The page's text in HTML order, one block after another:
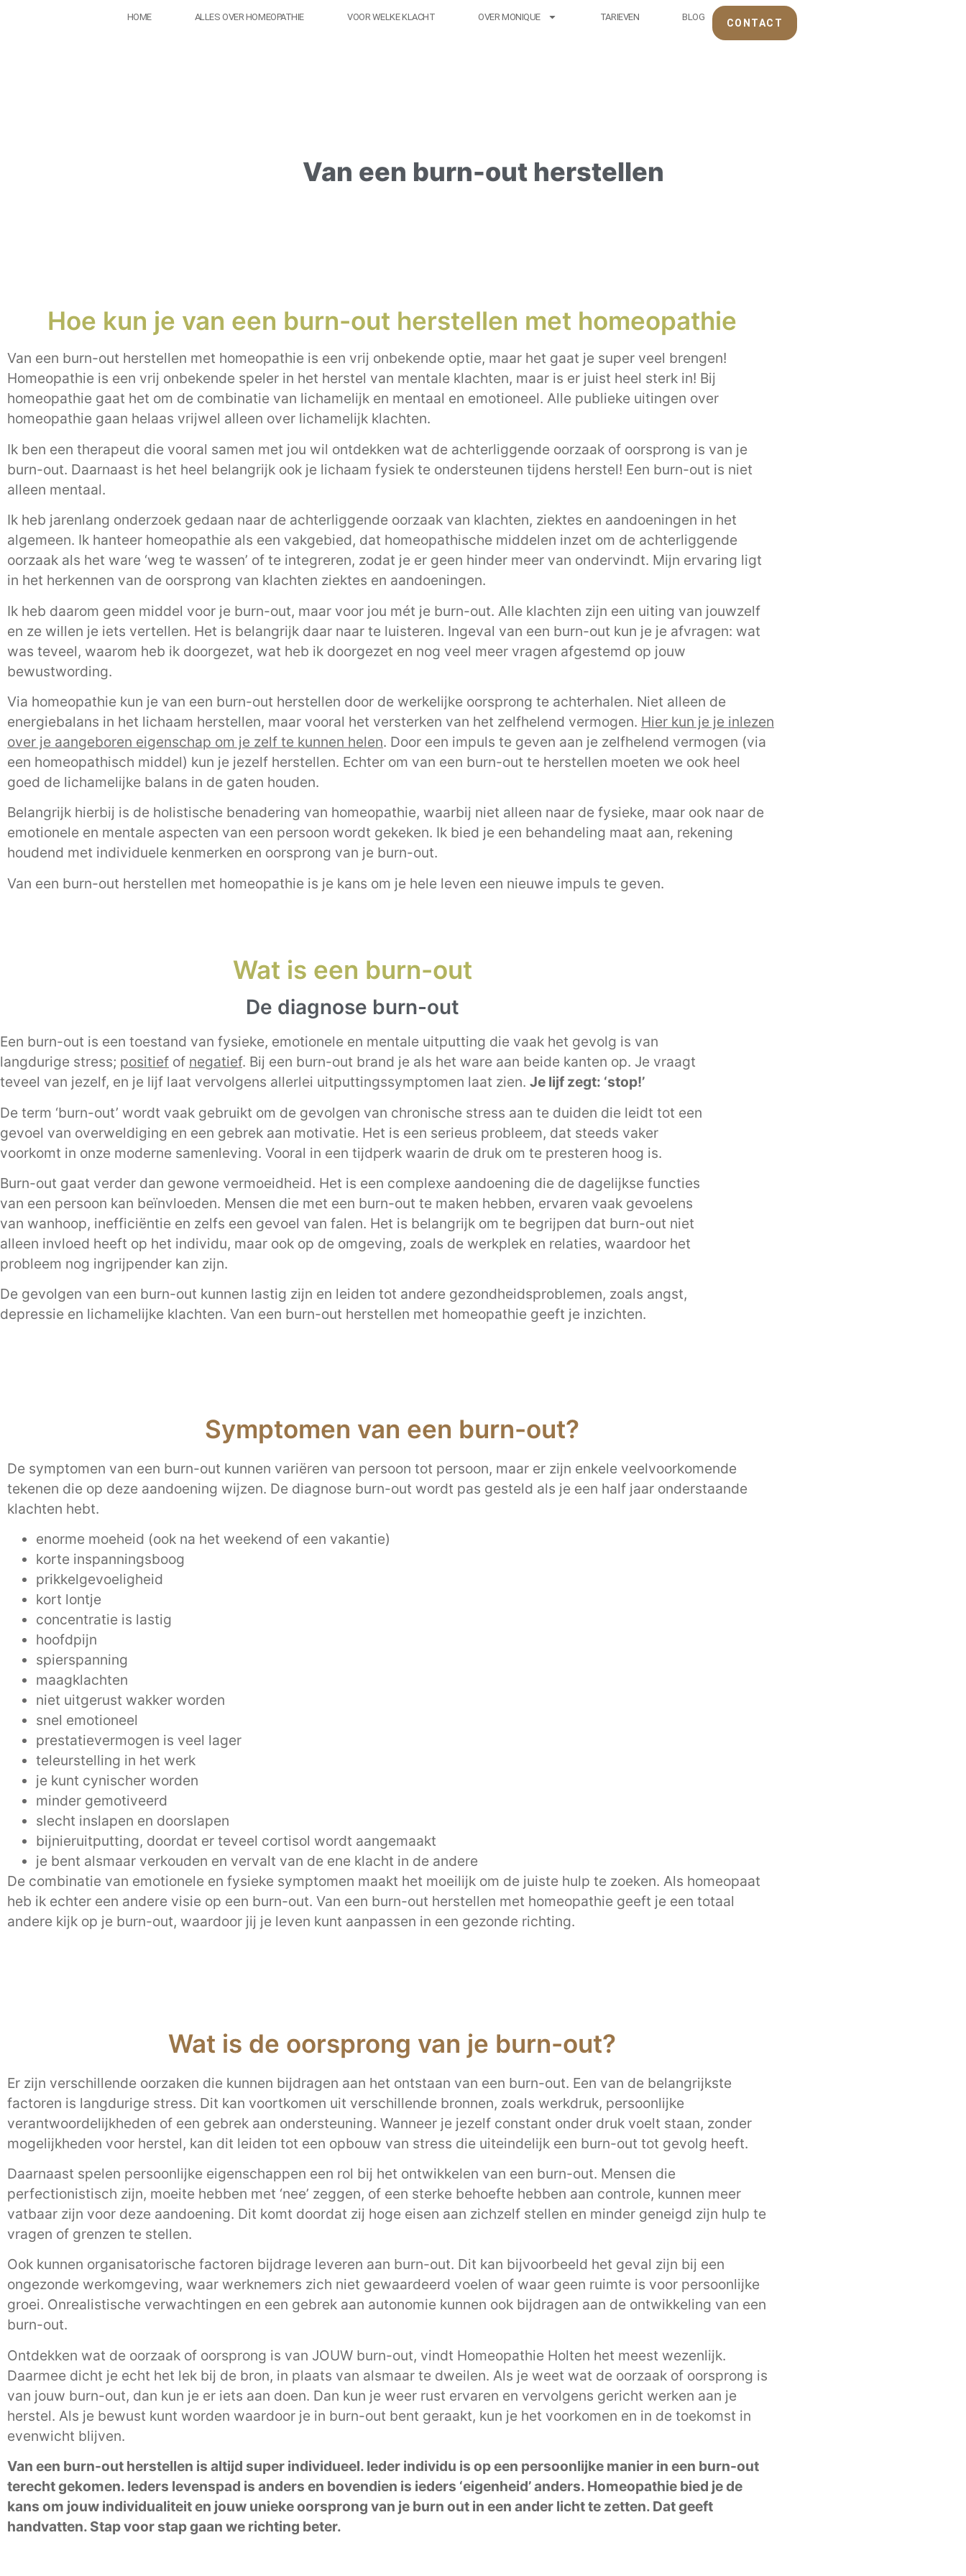
HOME ALLES OVER HOMEOPATHIE VOOR WELKE KLACHT OVER MONIQUE TARIEVEN BLOG
CONTACT
Van een burn-out herstellen
Hoe kun je van een burn-out herstellen met homeopathie
Van een burn-out herstellen met homeopathie is een vrij onbekende optie, maar het gaat je super veel brengen!
Homeopathie is een vrij onbekende speler in het herstel van mentale klachten, maar is er juist heel sterk in! Bij
homeopathie gaat het om de combinatie van lichamelijk en mentaal en emotioneel. Alle publieke uitingen over
homeopathie gaan helaas vrijwel alleen over lichamelijk klachten.
Ik ben een therapeut die vooral samen met jou wil ontdekken wat de achterliggende oorzaak of oorsprong is van je
burn-out. Daarnaast is het heel belangrijk ook je lichaam fysiek te ondersteunen tijdens herstel! Een burn-out is niet
alleen mentaal.
Ik heb jarenlang onderzoek gedaan naar de achterliggende oorzaak van klachten, ziektes en aandoeningen in het
algemeen. Ik hanteer homeopathie als een vakgebied, dat homeopathische middelen inzet om de achterliggende
oorzaak als het ware ‘weg te wassen’ of te integreren, zodat je er geen hinder meer van ondervindt. Mijn ervaring ligt
in het herkennen van de oorsprong van klachten ziektes en aandoeningen.
Ik heb daarom geen middel voor je burn-out, maar voor jou mét je burn-out. Alle klachten zijn een uiting van jouwzelf
en ze willen je iets vertellen. Het is belangrijk daar naar te luisteren. Ingeval van een burn-out kun je je afvragen: wat
was teveel, waarom heb ik doorgezet, wat heb ik doorgezet en nog veel meer vragen afgestemd op jouw
bewustwording.
Via homeopathie kun je van een burn-out herstellen door de werkelijke oorsprong te achterhalen. Niet alleen de
energiebalans in het lichaam herstellen, maar vooral het versterken van het zelfhelend vermogen. Hier kun je je inlezen
over je aangeboren eigenschap om je zelf te kunnen helen. Door een impuls te geven aan je zelfhelend vermogen (via
een homeopathisch middel) kun je jezelf herstellen. Echter om van een burn-out te herstellen moeten we ook heel
goed de lichamelijke balans in de gaten houden.
Belangrijk hierbij is de holistische benadering van homeopathie, waarbij niet alleen naar de fysieke, maar ook naar de
emotionele en mentale aspecten van een persoon wordt gekeken. Ik bied je een behandeling maat aan, rekening
houdend met individuele kenmerken en oorsprong van je burn-out.
Van een burn-out herstellen met homeopathie is je kans om je hele leven een nieuwe impuls te geven.
Wat is een burn-out
De diagnose burn-out
Een burn-out is een toestand van fysieke, emotionele en mentale uitputting die vaak het gevolg is van
langdurige stress; positief of negatief. Bij een burn-out brand je als het ware aan beide kanten op. Je vraagt
teveel van jezelf, en je lijf laat vervolgens allerlei uitputtingssymptomen laat zien. Je lijf zegt: ‘stop!’
De term ‘burn-out’ wordt vaak gebruikt om de gevolgen van chronische stress aan te duiden die leidt tot een
gevoel van overweldiging en een gebrek aan motivatie. Het is een serieus probleem, dat steeds vaker
voorkomt in onze moderne samenleving. Vooral in een tijdperk waarin de druk om te presteren hoog is.
Burn-out gaat verder dan gewone vermoeidheid. Het is een complexe aandoening die de dagelijkse functies
van een persoon kan beïnvloeden. Mensen die met een burn-out te maken hebben, ervaren vaak gevoelens
van wanhoop, inefficiëntie en zelfs een gevoel van falen. Het is belangrijk om te begrijpen dat burn-out niet
alleen invloed heeft op het individu, maar ook op de omgeving, zoals de werkplek en relaties, waardoor het
probleem nog ingrijpender kan zijn.
De gevolgen van een burn-out kunnen lastig zijn en leiden tot andere gezondheidsproblemen, zoals angst,
depressie en lichamelijke klachten. Van een burn-out herstellen met homeopathie geeft je inzichten.
Symptomen van een burn-out?
De symptomen van een burn-out kunnen variëren van persoon tot persoon, maar er zijn enkele veelvoorkomende
tekenen die op deze aandoening wijzen. De diagnose burn-out wordt pas gesteld als je een half jaar onderstaande
klachten hebt.
enorme moeheid (ook na het weekend of een vakantie)
korte inspanningsboog
prikkelgevoeligheid
kort lontje
concentratie is lastig
hoofdpijn
spierspanning
maagklachten
niet uitgerust wakker worden
snel emotioneel
prestatievermogen is veel lager
teleurstelling in het werk
je kunt cynischer worden
minder gemotiveerd
slecht inslapen en doorslapen
bijnieruitputting, doordat er teveel cortisol wordt aangemaakt
je bent alsmaar verkouden en vervalt van de ene klacht in de andere
De combinatie van emotionele en fysieke symptomen maakt het moeilijk om de juiste hulp te zoeken. Als homeopaat
heb ik echter een andere visie op een burn-out. Van een burn-out herstellen met homeopathie geeft je een totaal
andere kijk op je burn-out, waardoor jij je leven kunt aanpassen in een gezonde richting.
Wat is de oorsprong van je burn-out?
Er zijn verschillende oorzaken die kunnen bijdragen aan het ontstaan van een burn-out. Een van de belangrijkste
factoren is langdurige stress. Dit kan voortkomen uit verschillende bronnen, zoals werkdruk, persoonlijke
verantwoordelijkheden of een gebrek aan ondersteuning. Wanneer je jezelf constant onder druk voelt staan, zonder
mogelijkheden voor herstel, kan dit leiden tot een opbouw van stress die uiteindelijk een burn-out tot gevolg heeft.
Daarnaast spelen persoonlijke eigenschappen een rol bij het ontwikkelen van een burn-out. Mensen die
perfectionistisch zijn, moeite hebben met ‘nee’ zeggen, of een sterke behoefte hebben aan controle, kunnen meer
vatbaar zijn voor deze aandoening. Dit komt doordat zij hoge eisen aan zichzelf stellen en minder geneigd zijn hulp te
vragen of grenzen te stellen.
Ook kunnen organisatorische factoren bijdrage leveren aan burn-out. Dit kan bijvoorbeeld het geval zijn bij een
ongezonde werkomgeving, waar werknemers zich niet gewaardeerd voelen of waar geen ruimte is voor persoonlijke
groei. Onrealistische verwachtingen en een gebrek aan autonomie kunnen ook bijdragen aan de ontwikkeling van een
burn-out.
Ontdekken wat de oorzaak of oorsprong is van JOUW burn-out, vindt Homeopathie Holten het meest wezenlijk.
Daarmee dicht je echt het lek bij de bron, in plaats van alsmaar te dweilen. Als je weet wat de oorzaak of oorsprong is
van jouw burn-out, dan kun je er iets aan doen. Dan kun je weer rust ervaren en vervolgens gericht werken aan je
herstel. Als je bewust kunt worden waardoor je in burn-out bent geraakt, kun je het voorkomen en in de toekomst in
evenwicht blijven.
Van een burn-out herstellen is altijd super individueel. Ieder individu is op een persoonlijke manier in een burn-out
terecht gekomen. Ieders levenspad is anders en bovendien is ieders ‘eigenheid’ anders. Homeopathie bied je de
kans om jouw individualiteit en jouw unieke oorsprong van je burn out in een ander licht te zetten. Dat geeft
handvatten. Stap voor stap gaan we richting beter.